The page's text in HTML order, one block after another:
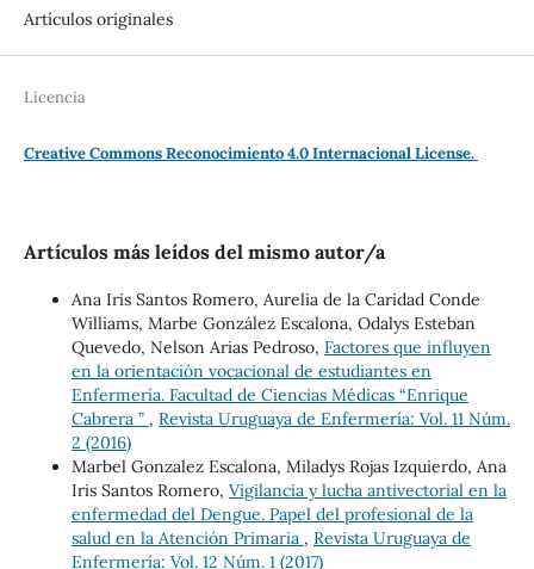
Artículos originales
Licencia
Creative Commons Reconocimiento 4.0 Internacional License.
Artículos más leídos del mismo autor/a
Ana Iris Santos Romero, Aurelia de la Caridad Conde
Williams, Marbe González Escalona, Odalys Esteban
Quevedo, Nelson Arias Pedroso, Factores que influyen
en la orientación vocacional de estudiantes en
Enfermería. Facultad de Ciencias Médicas “Enrique
Cabrera ” , Revista Uruguaya de Enfermería: Vol. 11 Núm.
2 (2016)
Marbel Gonzalez Escalona, Miladys Rojas Izquierdo, Ana
Iris Santos Romero, Vigilancia y lucha antivectorial en la
enfermedad del Dengue. Papel del profesional de la
salud en la Atención Primaria , Revista Uruguaya de
Enfermería: Vol. 12 Núm. 1 (2017)